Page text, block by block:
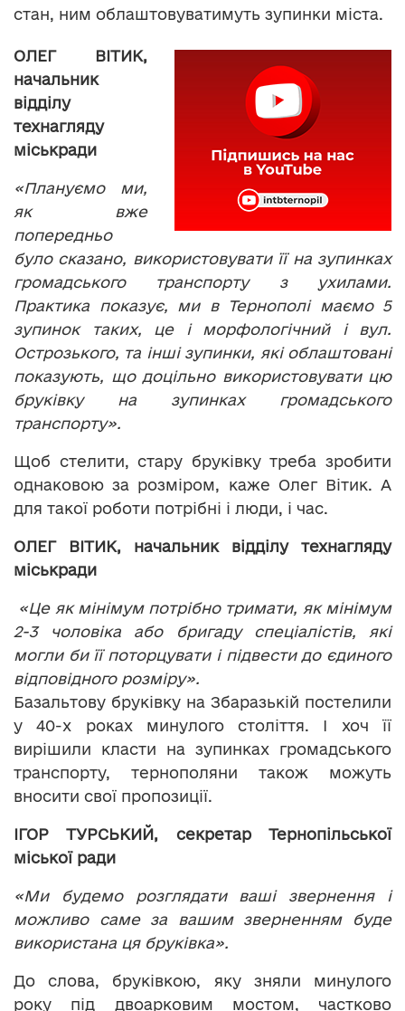
стан, ним облаштовуватимуть зупинки міста.
ОЛЕГ ВІТИК,
начальник
відділу
технагляду
міськради
«Плануємо ми,
як вже
попередньо
було сказано, використовувати її на зупинках
громадського транспорту з ухилами.
Практика показує, ми в Тернополі маємо 5
зупинок таких, це і морфологічний і вул.
Острозького, та інші зупинки, які облаштовані
показують, що доцільно використовувати цю
бруківку на зупинках громадського
транспорту».
Щоб стелити, стару бруківку треба зробити
однаковою за розміром, каже Олег Вітик. А
для такої роботи потрібні і люди, і час.
ОЛЕГ ВІТИК, начальник відділу технагляду
міськради
«Це як мінімум потрібно тримати, як мінімум
2-3 чоловіка або бригаду спеціалістів, які
могли би її поторцувати і підвести до єдиного
відповідного розміру».
Базальтову бруківку на Збаразькій постелили
у 40-х роках минулого століття. І хоч її
вирішили класти на зупинках громадського
транспорту, тернополяни також можуть
вносити свої пропозиції.
ІГОР ТУРСЬКИЙ, секретар Тернопільської
міської ради
«Ми будемо розглядати ваші звернення і
можливо саме за вашим зверненням буде
використана ця бруківка».
До слова, бруківкою, яку зняли минулого
року під двоарковим мостом, частково